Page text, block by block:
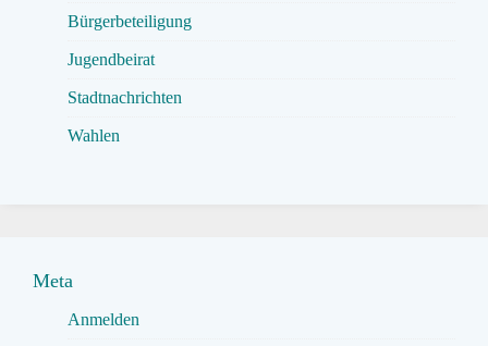
Bürgerbeteiligung
Jugendbeirat
Stadtnachrichten
Wahlen
Meta
Anmelden